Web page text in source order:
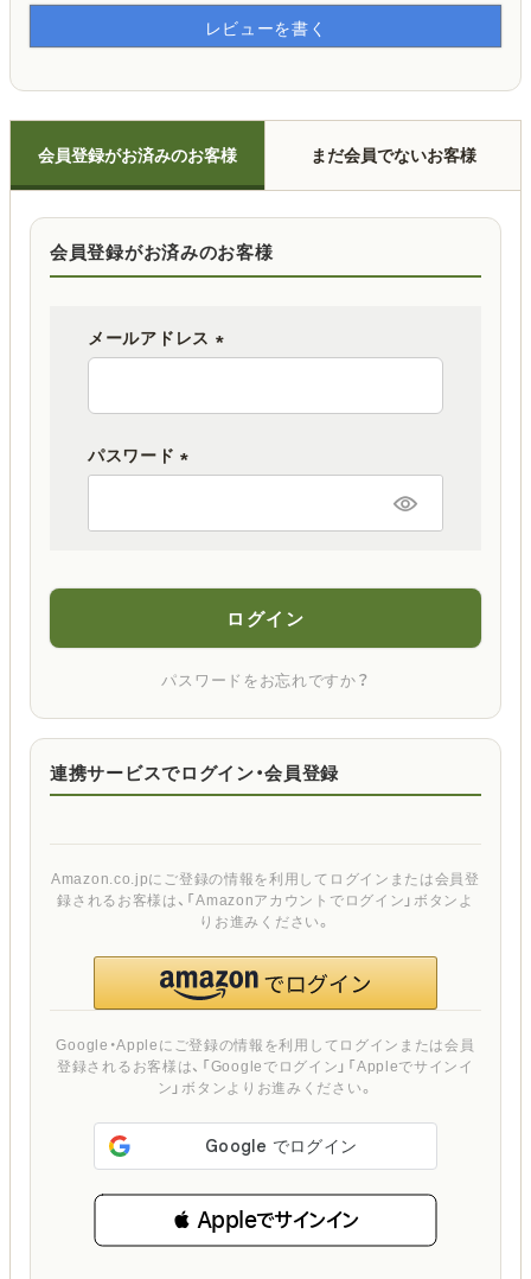
レビューを書く
会員登録がお済みのお客様 まだ会員でないお客様
会員登録がお済みのお客様
メールアドレス
パスワード
ログイン
パスワードをお忘れですか？
連携サービスでログイン・会員登録
 Appleでサインイン
Google・Appleにご登録の情報を利用してログインまたは会員
登録されるお客様は、「Googleでログイン」「Appleでサインイ
ン」ボタンよりお進みください。
Amazon.co.jpにご登録の情報を利用してログインまたは会員登
録されるお客様は、「Amazonアカウントでログイン」ボタンよ
りお進みください。